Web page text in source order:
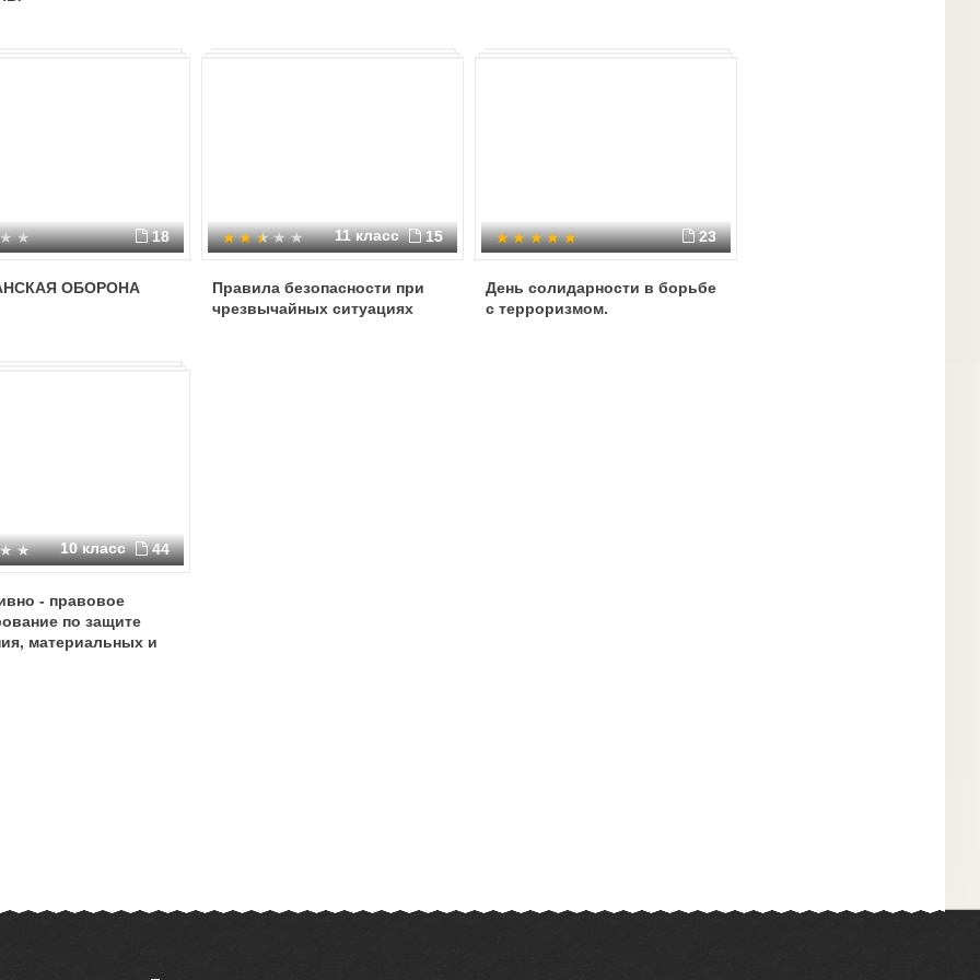
18
ОБОРОНА
11 класс 15
Правила безопасности при
чрезвычайных ситуациях
23
День солидарности в борьбе
с терроризмом.
10 класс 44
- правовое
по защите
материальных и